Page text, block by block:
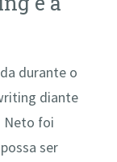
durante o
diante
Neto foi
ser